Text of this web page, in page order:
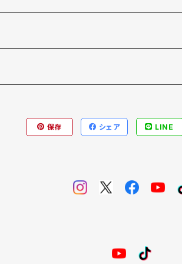
保存 シェア LINE